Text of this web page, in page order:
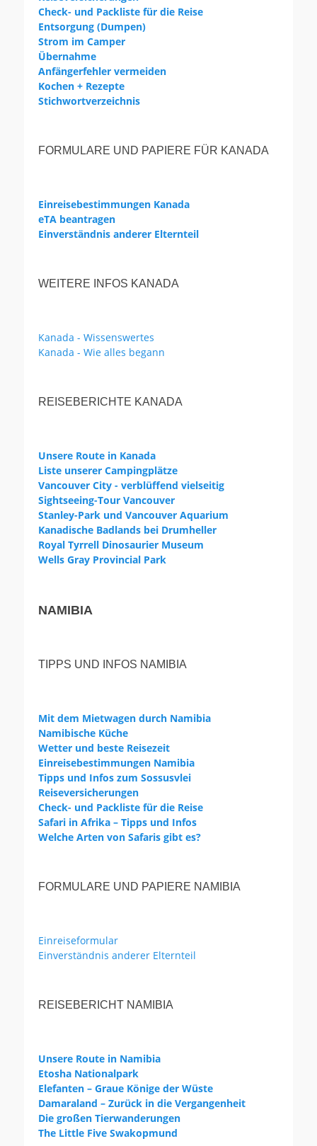
Check- und Packliste für die Reise
Entsorgung (Dumpen)
Strom im Camper
Übernahme
Anfängerfehler vermeiden
Kochen + Rezepte
Stichwortverzeichnis
FORMULARE UND PAPIERE FÜR KANADA
Einreisebestimmungen Kanada
eTA beantragen
Einverständnis anderer Elternteil
WEITERE INFOS KANADA
Kanada - Wissenswertes
Kanada - Wie alles begann
REISEBERICHTE KANADA
Unsere Route in Kanada
Liste unserer Campingplätze
Vancouver City - verblüffend vielseitig
Sightseeing-Tour Vancouver
Stanley-Park und Vancouver Aquarium
Kanadische Badlands bei Drumheller
Royal Tyrrell Dinosaurier Museum
Wells Gray Provincial Park
NAMIBIA
TIPPS UND INFOS NAMIBIA
Mit dem Mietwagen durch Namibia
Namibische Küche
Wetter und beste Reisezeit
Einreisebestimmungen Namibia
Tipps und Infos zum Sossusvlei
Reiseversicherungen
Check- und Packliste für die Reise
Safari in Afrika – Tipps und Infos
Welche Arten von Safaris gibt es?
FORMULARE UND PAPIERE NAMIBIA
Einreiseformular
Einverständnis anderer Elternteil
REISEBERICHT NAMIBIA
Unsere Route in Namibia
Etosha Nationalpark
Elefanten – Graue Könige der Wüste
Damaraland – Zurück in die Vergangenheit
Die großen Tierwanderungen
The Little Five Swakopmund